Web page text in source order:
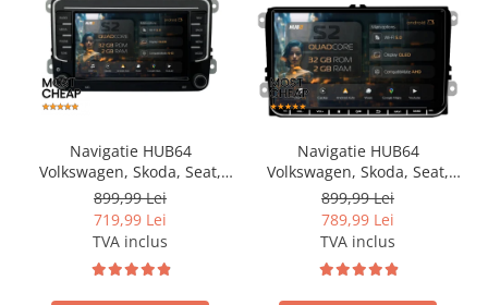
Navigatie HUB64
Volkswagen, Skoda, Seat,
2GB RAM, Android, GPS, Wi-
FI, Carplay, Android Auto,
USB, Bluetooth, Radio,
Waze, Touchscreen, 7 inch
899,99 Lei
719,99 Lei
TVA inclus
Navigatie HUB64
Volkswagen, Skoda, Seat,
2GB RAM, Android, GPS, Wi-
FI, Carplay, Android Auto,
USB, Bluetooth, Radio,
Waze, Touchscreen, 9 inch
899,99 Lei
789,99 Lei
TVA inclus